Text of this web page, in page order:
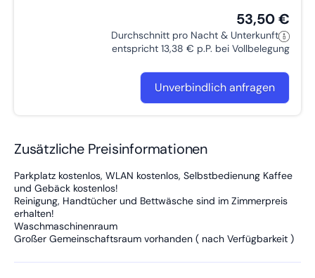
53,50 €
Durchschnitt pro Nacht & Unterkunft
entspricht 13,38 € p.P. bei Vollbelegung
Unverbindlich anfragen
Zusätzliche Preisinformationen
Parkplatz kostenlos, WLAN kostenlos, Selbstbedienung Kaffee
und Gebäck kostenlos!
Reinigung, Handtücher und Bettwäsche sind im Zimmerpreis
erhalten!
Waschmaschinenraum
Großer Gemeinschaftsraum vorhanden ( nach Verfügbarkeit )